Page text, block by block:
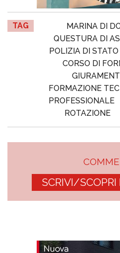
TAG
MARINA DI
QUESTURA DI
POLIZIA DI STATO
CORSO DI
FORMAZIONE
PROFESSIONALE
ROTAZIONE
SCRIVI/